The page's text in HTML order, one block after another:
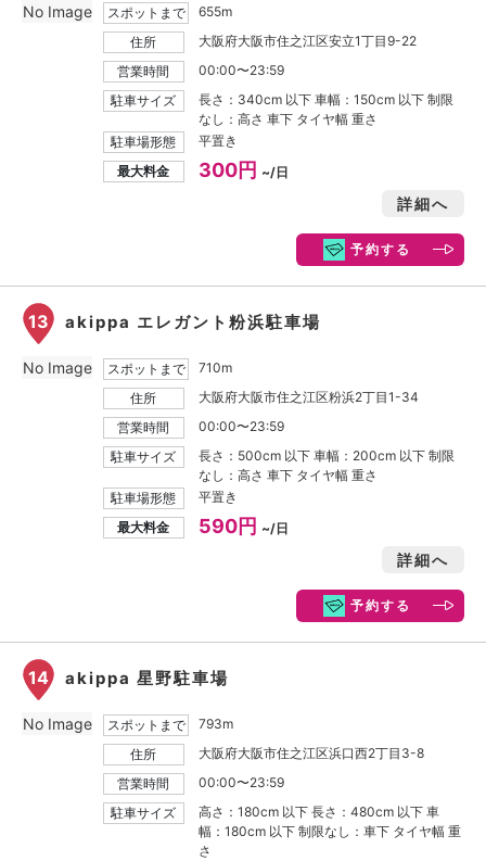
スポットまで
655m
住所
大阪府大阪市住之江区安立1丁目9-22
営業時間
00:00〜23:59
駐車サイズ
長さ：340cm 以下 車幅：150cm 以下 制限
なし：高さ 車下 タイヤ幅 重さ
駐車場形態
平置き
最大料金
300円 ~/日
詳細へ
予約する
No Image
13 akippa エレガント粉浜駐車場
スポットまで
710m
住所
大阪府大阪市住之江区粉浜2丁目1-34
営業時間
00:00〜23:59
駐車サイズ
長さ：500cm 以下 車幅：200cm 以下 制限
なし：高さ 車下 タイヤ幅 重さ
駐車場形態
平置き
最大料金
590円 ~/日
詳細へ
予約する
No Image
14 akippa 星野駐車場
スポットまで
793m
住所
大阪府大阪市住之江区浜口西2丁目3-8
営業時間
00:00〜23:59
駐車サイズ
高さ：180cm 以下 長さ：480cm 以下 車
幅：180cm 以下 制限なし：車下 タイヤ幅 重
さ
No Image